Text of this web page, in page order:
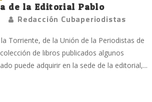
de la Editorial Pablo
Redacción Cubaperiodistas
Torriente, de la Unión de la Periodistas de
de libros publicados algunos
puede adquirir en la sede de la editorial,...